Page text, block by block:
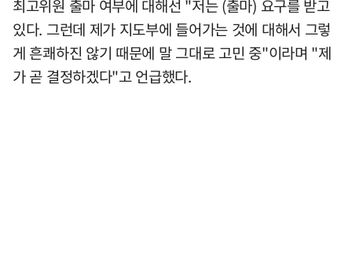
최고위원 출마 여부에 대해선 "저는 (출마) 요구를 받고
있다. 그런데 제가 지도부에 들어가는 것에 대해서 그렇
게 흔쾌하진 않기 때문에 말 그대로 고민 중"이라며 "제
가 곧 결정하겠다"고 언급했다.